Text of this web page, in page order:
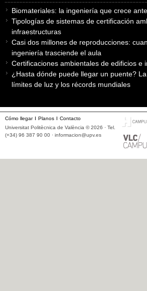
Biomateriales: la ingeniería que crece
Tipologías de sistemas de certificación
infraestructuras
Casi dos millones de reproducciones:
ingeniería trasciende el aula
Certificaciones ambientales de edificios e
¿Hasta dónde puede llegar un puente?
límites de luz y los récords mundiales
Cómo llegar Planos
Contacto
Universitat Politècnica de València © 2026 · Tel.
(+34) 96 387 90 00 · informacion@upv.es